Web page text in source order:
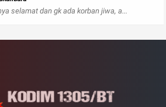
selamat dan gk ada korban jiwa, a...